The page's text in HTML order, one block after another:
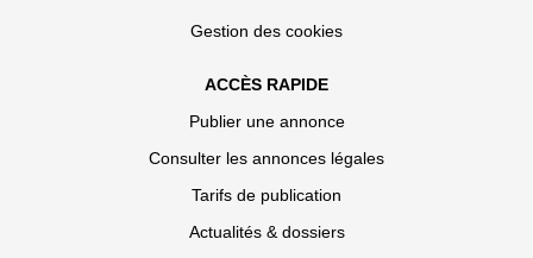
Gestion des cookies
ACCÈS RAPIDE
Publier une annonce
Consulter les annonces légales
Tarifs de publication
Actualités & dossiers